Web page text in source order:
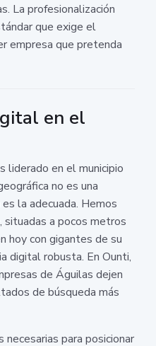
La profesionalización
que exige el
empresa que pretenda
en el
liderado en el municipio
no es una
la adecuada. Hemos
situadas a pocos metros
hoy con gigantes de su
digital robusta. En Ounti,
de Águilas dejen
de búsqueda más
para posicionar